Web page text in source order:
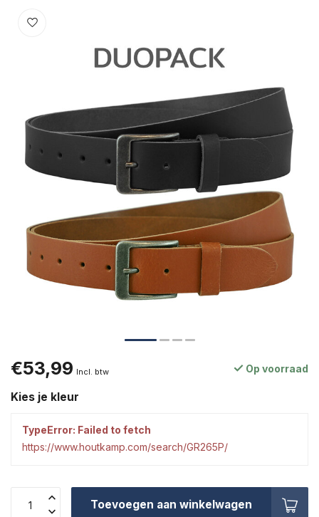
€53,99 Incl. btw Op voorraad
Kies je kleur
TypeError: Failed to fetch
https://www.houtkamp.com/search/GR265P/
Toevoegen aan winkelwagen